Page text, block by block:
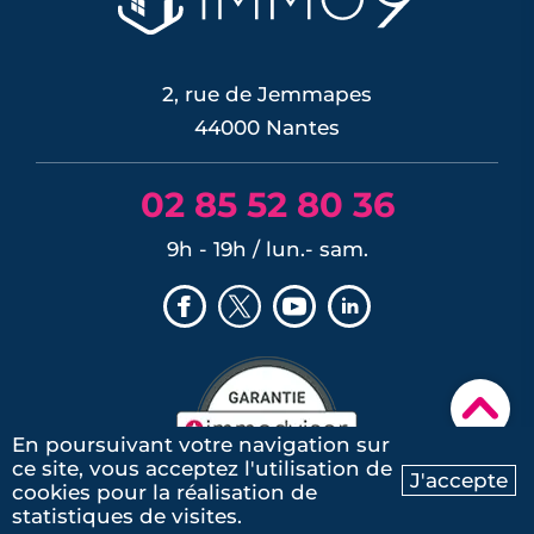
Ma recherche Contactez-nous
▾
terre aux r�...
2, rue de Jemmapes
44000 Nantes
02 85 52 80 36
9h - 19h / lun.- sam.
En poursuivant votre navigation sur
ce site, vous acceptez l'utilisation de
cookies pour la réalisation de
statistiques de visites.
J'accepte